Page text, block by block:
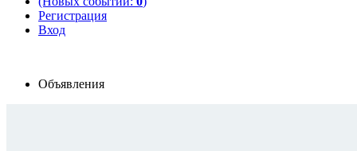
Регистрация
Вход
Объявления